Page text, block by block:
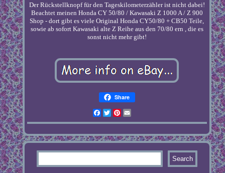
Der Rückstellknopf für den Tageskilometerzähler ist nicht dabei!
Beachtet meinen Honda CY 50/80 / Kawasaki Z 1000 A / Z 900
Shop - dort gibt es viele Original Honda CY50/80 + CB50 Teile,
sowie ab sofort Kawasaki alte Z Reihe aus den 70/80 ern , die es
sonst nicht mehr gibt!
Share
Facebook
TwitterPinterest